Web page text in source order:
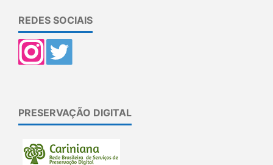
REDES SOCIAIS
PRESERVAÇÃO DIGITAL